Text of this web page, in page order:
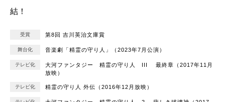
結！
受賞 第8回 吉川英治文庫賞
舞台化 音楽劇「精霊の守り人」（2023年7月公演）
テレビ化
大河ファンタジー 精霊の守り人 III 最終章（2017年11月
放映）
テレビ化 精霊の守り人 外伝（2016年12月放映）